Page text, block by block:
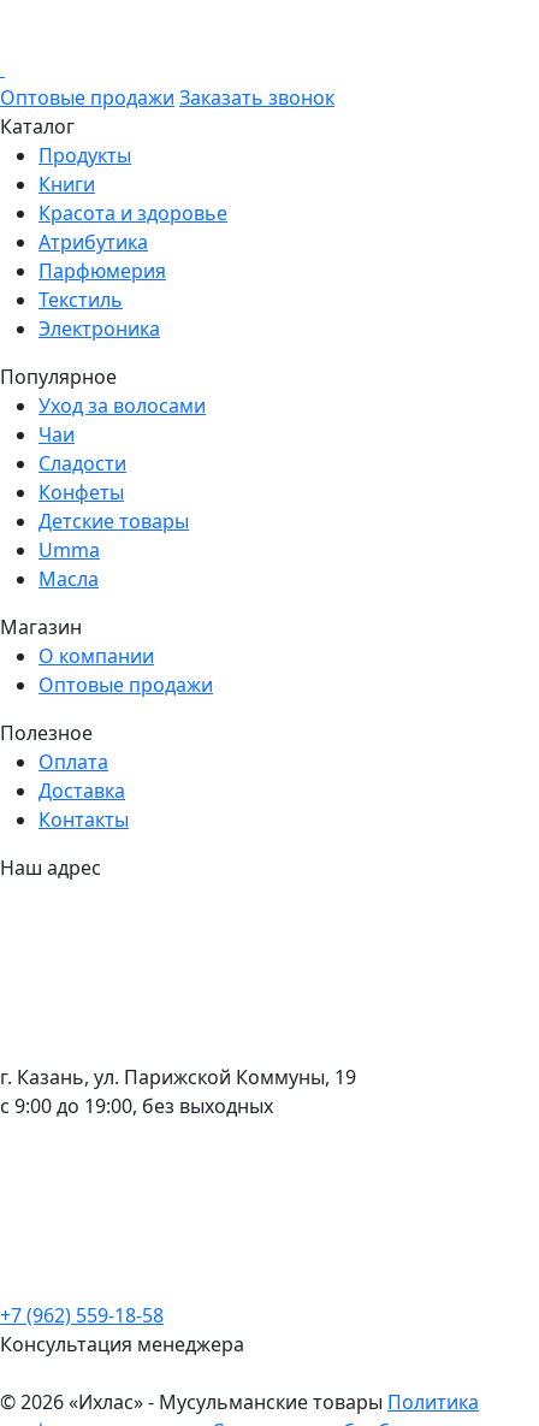
Оптовые продажи Заказать звонок
Каталог
Продукты
Книги
Красота и здоровье
Атрибутика
Парфюмерия
Текстиль
Электроника
Популярное
Уход за волосами
Чаи
Сладости
Конфеты
Детские товары
Umma
Масла
Магазин
О компании
Оптовые продажи
Полезное
Оплата
Доставка
Контакты
Наш адрес
г. Казань, ул. Парижской Коммуны, 19
с 9:00 до 19:00, без выходных
+7 (962) 559-18-58
Консультация менеджера
© 2026 «Ихлас» - Мусульманские товары Политика